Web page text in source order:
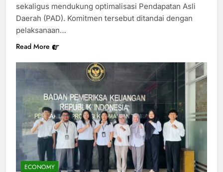
sekaligus mendukung optimalisasi Pendapatan Asli
Daerah (PAD). Komitmen tersebut ditandai dengan
pelaksanaan…
Read More
ECONOMY